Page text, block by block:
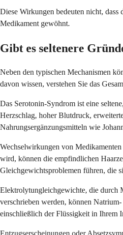
Diese Wirkungen bedeuten nicht, dass
Medikament gewöhnt.
Gibt es seltenere
Neben den typischen Mechanismen
davon wissen, verstehen Sie das
Das Serotonin-Syndrom ist eine
Herzschlag, hoher Blutdruck,
Nahrungsergänzungsmitteln wie
Wechselwirkungen von
wird, können die empfindlichen
Gleichgewichtsproblemen führen, die
Elektrolytungleichgewichte, die durch
verschrieben werden, können
einschließlich der Flüssigkeit in Ihrem